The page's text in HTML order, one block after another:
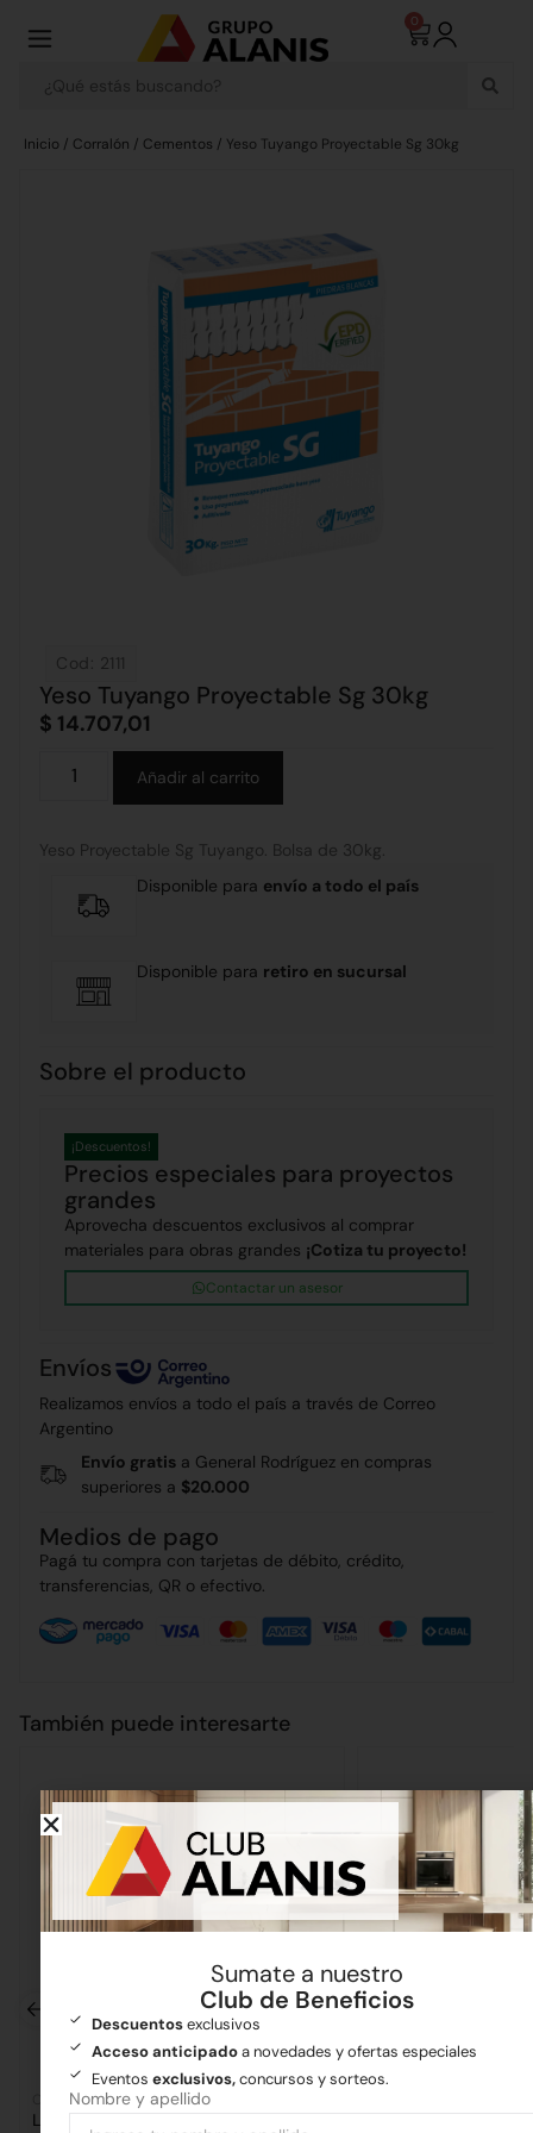
0
Inicio / Corralón / Cementos / Yeso Tuyango Proyectable Sg 30kg
Cod: 2111
Yeso Tuyango Proyectable Sg 30kg
$ 14.707,01
Añadir al carrito
Yeso Proyectable Sg Tuyango. Bolsa de 30kg.
Disponible para envío a todo el país
Disponible para retiro en sucursal
Sobre el producto
Precios especiales para proyectos
grandes
¡Descuentos!
Aprovecha descuentos exclusivos al comprar
materiales para obras grandes ¡Cotiza tu proyecto!
Contactar un asesor
Envíos
Realizamos envíos a todo el país a través de Correo
Argentino
Envío gratis a General Rodríguez en compras
superiores a $20.000
Medios de pago
Pagá tu compra con tarjetas de débito, crédito,
transferencias, QR o efectivo.
También puede interesarte
Corralón
Ladrillo Vista Mar del Plata Ladrillo Vista Mar
Sumate a nuestro
Club de Beneficios
Descuentosexclusivos
Acceso anticipadoa novedades y ofertas especiales
Eventos exclusivos,concursos y sorteos.
Nombre y apellido